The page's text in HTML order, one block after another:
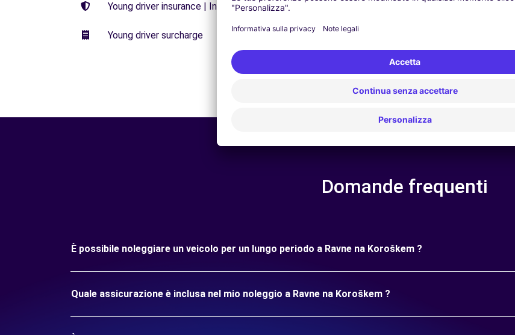
Young driver insurance | Insurance without deductible | *Insurance with 300 eur deductable
Young driver surcharge
Domande frequenti
È possibile noleggiare un veicolo per un lungo periodo a Ravne na Koroškem ?
Quale assicurazione è inclusa nel mio noleggio a Ravne na Koroškem ?